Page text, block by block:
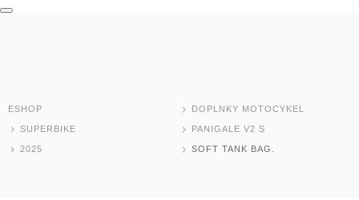
ESHOP
ESHOP DOPLNKY MOTOCYKEL
SUPERBIKE PANIGALE V2 S
2025 SOFT TANK BAG.